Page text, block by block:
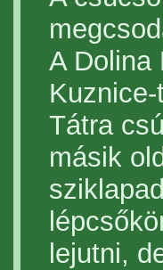
A Dolina
Tátra
másik
lejutni,